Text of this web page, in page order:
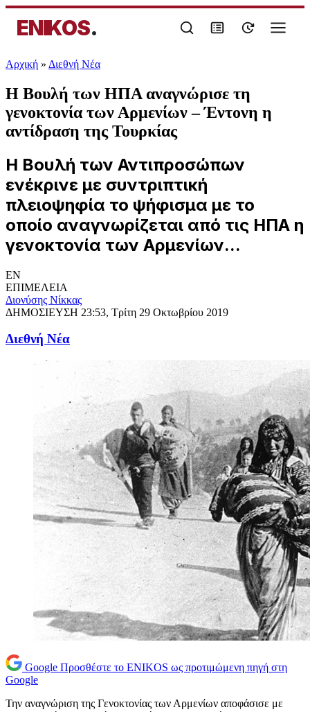
ENIKOS.
Αρχική » Διεθνή Νέα
Η Βουλή των ΗΠΑ αναγνώρισε τη
γενοκτονία των Αρμενίων – Έντονη η
αντίδραση της Τουρκίας
Η Βουλή των Αντιπροσώπων
ενέκρινε με συντριπτική
πλειοψηφία το ψήφισμα με το
οποίο αναγνωρίζεται από τις ΗΠΑ η
γενοκτονία των Αρμενίων...
EN
ΕΠΙΜΕΛΕΙΑ
Διονύσης Νίκκας
ΔΗΜΟΣΙΕΥΣΗ 23:53, Τρίτη 29 Οκτωβρίου 2019
Διεθνή Νέα
Google Προσθέστε το ENIKOS ως προτιμώμενη πηγή στη
Google
Την αναγνώριση της Γενοκτονίας των Αρμενίων αποφάσισε με